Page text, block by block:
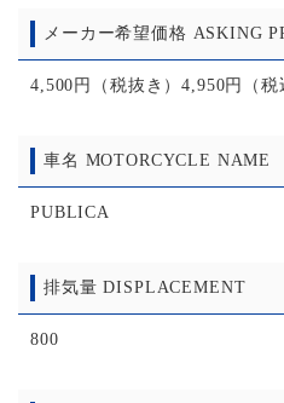
メーカー希望価格 ASKING
4,500円（税抜き）4,950円（税
車名 MOTORCYCLE NAME
PUBLICA
排気量 DISPLACEMENT
800